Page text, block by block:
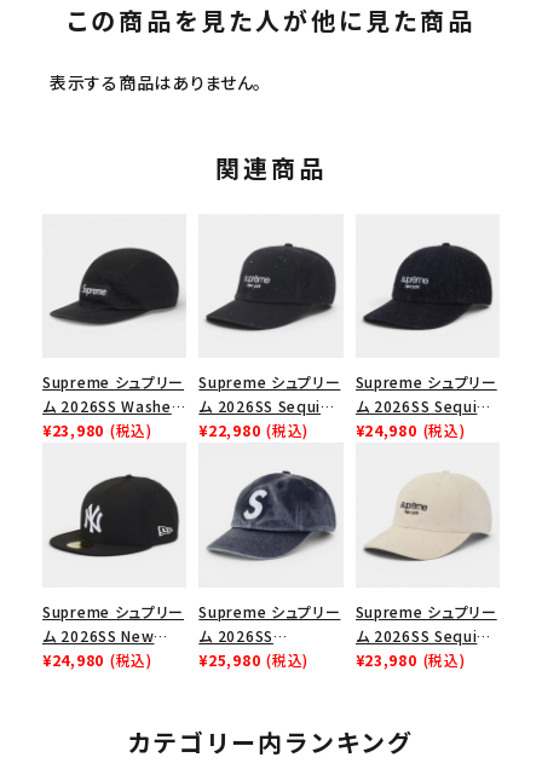
この商品を見た人が他に見た商品
表示する商品はありません。
関連商品
Supreme シュプリー
ム 2026SS Washed
Chino Twill Camp
ノツイル キャンプキャ
ップ ブラック
¥23,980 (税込)
Supreme シュプリー
ム 2026SS Sequin
Denim Classic
ークインデニム クラ
シックロゴ 6パネルキ
ャップ インディゴ
¥22,980 (税込)
Supreme シュプリー
ム 2026SS Sequin
Denim Classic
ークインデニム クラ
シックロゴ 6パネルキ
ャップ ブラック
¥24,980 (税込)
Supreme シュプリー
ム 2026SS New
York Yankees New
エラ キャップ ブラック
¥24,980 (税込)
Supreme シュプリー
ム 2026SS
Pigment Coated S
ゴ 6パネル ネイビー
¥25,980 (税込)
Supreme シュプリー
ム 2026SS Sequin
Denim Classic
シックロゴ 6パネルキ
ャップ ナチュラル
¥23,980 (税込)
カテゴリー内ランキング